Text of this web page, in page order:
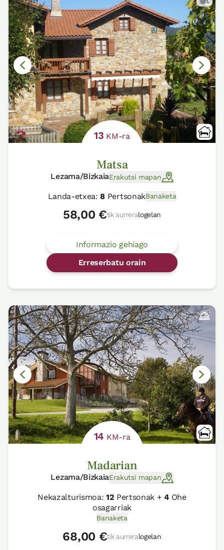
13 KM-ra
Matsa
Lezama/BizkaiaErakutsi mapan
Landa-etxea:8 PertsonakBanaketa
58,00 €tik aurreralogelan
Informazio gehiago
Erreserbatu orain
14 KM-ra
Madarian
Lezama/BizkaiaErakutsi mapan
Nekazalturismoa: 12 Pertsonak +4Ohe
osagarriak
Banaketa
68,00 €tik aurreralogelan